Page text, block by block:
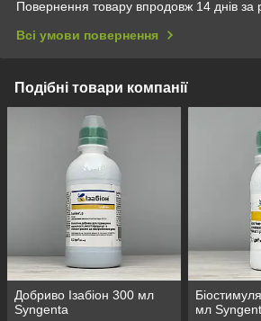
Повернення товару впродовж 14 днів за
Всі умови повернення
Подібні товари компанії
Добриво Ізабіон 300 мл
Syngenta
мл